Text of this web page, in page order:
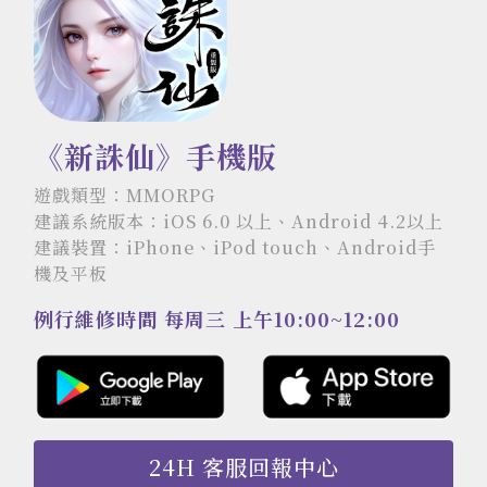
《新誅仙》手機版
遊戲類型：MMORPG
建議系統版本：iOS 6.0 以上、Android 4.2以上
建議裝置：iPhone、iPod touch、Android手
機及平板
例行維修時間 每周三 上午10:00~12:00
24H 客服回報中心